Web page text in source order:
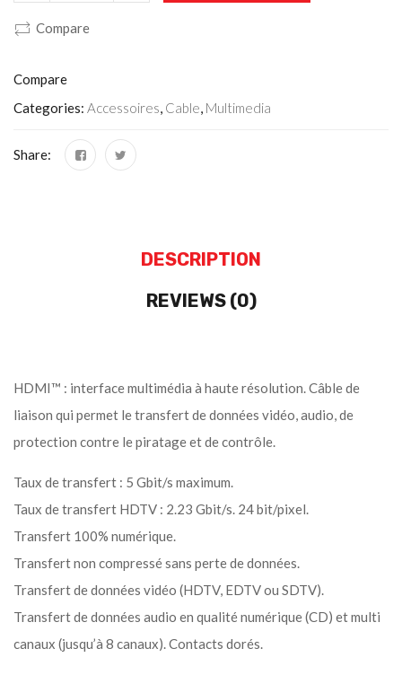
Compare
Compare
Categories: Accessoires, Cable, Multimedia
Share:
DESCRIPTION
REVIEWS (0)
HDMI™ : interface multimédia à haute résolution. Câble de
liaison qui permet le transfert de données vidéo, audio, de
protection contre le piratage et de contrôle.
Taux de transfert : 5 Gbit/s maximum.
Taux de transfert HDTV : 2.23 Gbit/s. 24 bit/pixel.
Transfert 100% numérique.
Transfert non compressé sans perte de données.
Transfert de données vidéo (HDTV, EDTV ou SDTV).
Transfert de données audio en qualité numérique (CD) et multi
canaux (jusqu’à 8 canaux). Contacts dorés.